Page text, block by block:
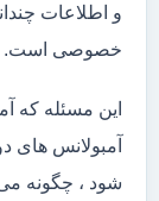
و اطلاعات
خصوصی است.
این مسئله که
آمبولانس های
شود ، چگونه